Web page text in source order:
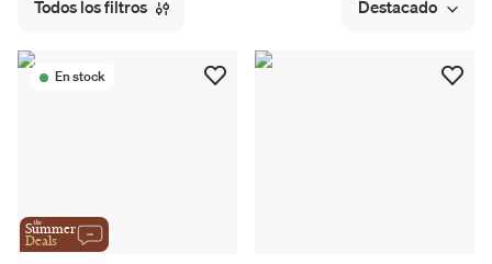
Todos los filtros Destacado
En stock
the
Summer
Deals